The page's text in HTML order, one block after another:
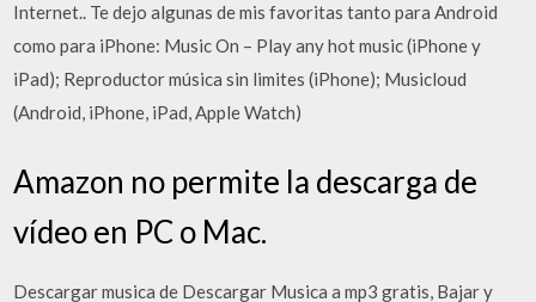
Internet.. Te dejo algunas de mis favoritas tanto para Android
como para iPhone: Music On – Play any hot music (iPhone y
iPad); Reproductor música sin limites (iPhone); Musicloud
(Android, iPhone, iPad, Apple Watch)
Amazon no permite la descarga de
vídeo en PC o Mac.
Descargar musica de Descargar Musica a mp3 gratis, Bajar y